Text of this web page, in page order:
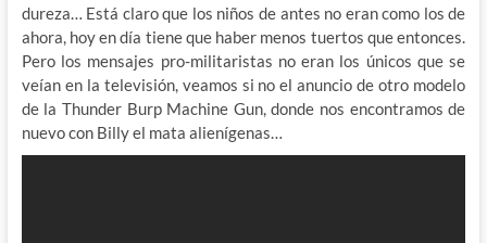
dureza… Está claro que los niños de antes no eran como los de
ahora, hoy en día tiene que haber menos tuertos que entonces.
Pero los mensajes pro-militaristas no eran los únicos que se
veían en la televisión, veamos si no el anuncio de otro modelo
de la Thunder Burp Machine Gun, donde nos encontramos de
nuevo con Billy el mata alienígenas…